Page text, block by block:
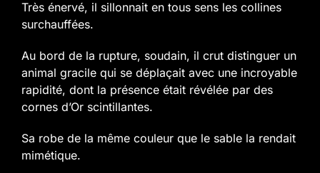
Très énervé, il sillonnait en tous sens les collines
surchauffées.
Au bord de la rupture, soudain, il crut distinguer un
animal gracile qui se déplaçait avec une incroyable
rapidité, dont la présence était révélée par des
cornes d’Or scintillantes.
Sa robe de la même couleur que le sable la rendait
mimétique.